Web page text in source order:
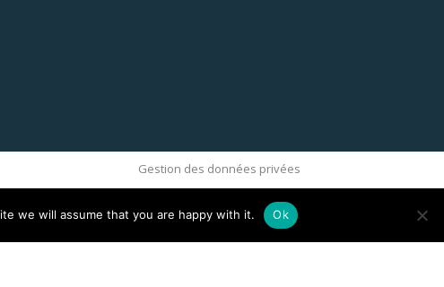
Gestion des données privées
we will assume that you are happy with it. Ok